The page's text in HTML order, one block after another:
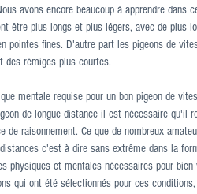
avons encore beaucoup à apprendre
être plus longs et plus légers, avec de plus
pointes fines. D'autre part les pigeons de
des rémiges plus courtes.
mentale requise pour un bon pigeon de
de longue distance il est nécessaire
de raisonnement. Ce que de nombreux
c'est à dire sans extrême dans la
physiques et mentales nécessaires pour
qui ont été sélectionnés pour ces